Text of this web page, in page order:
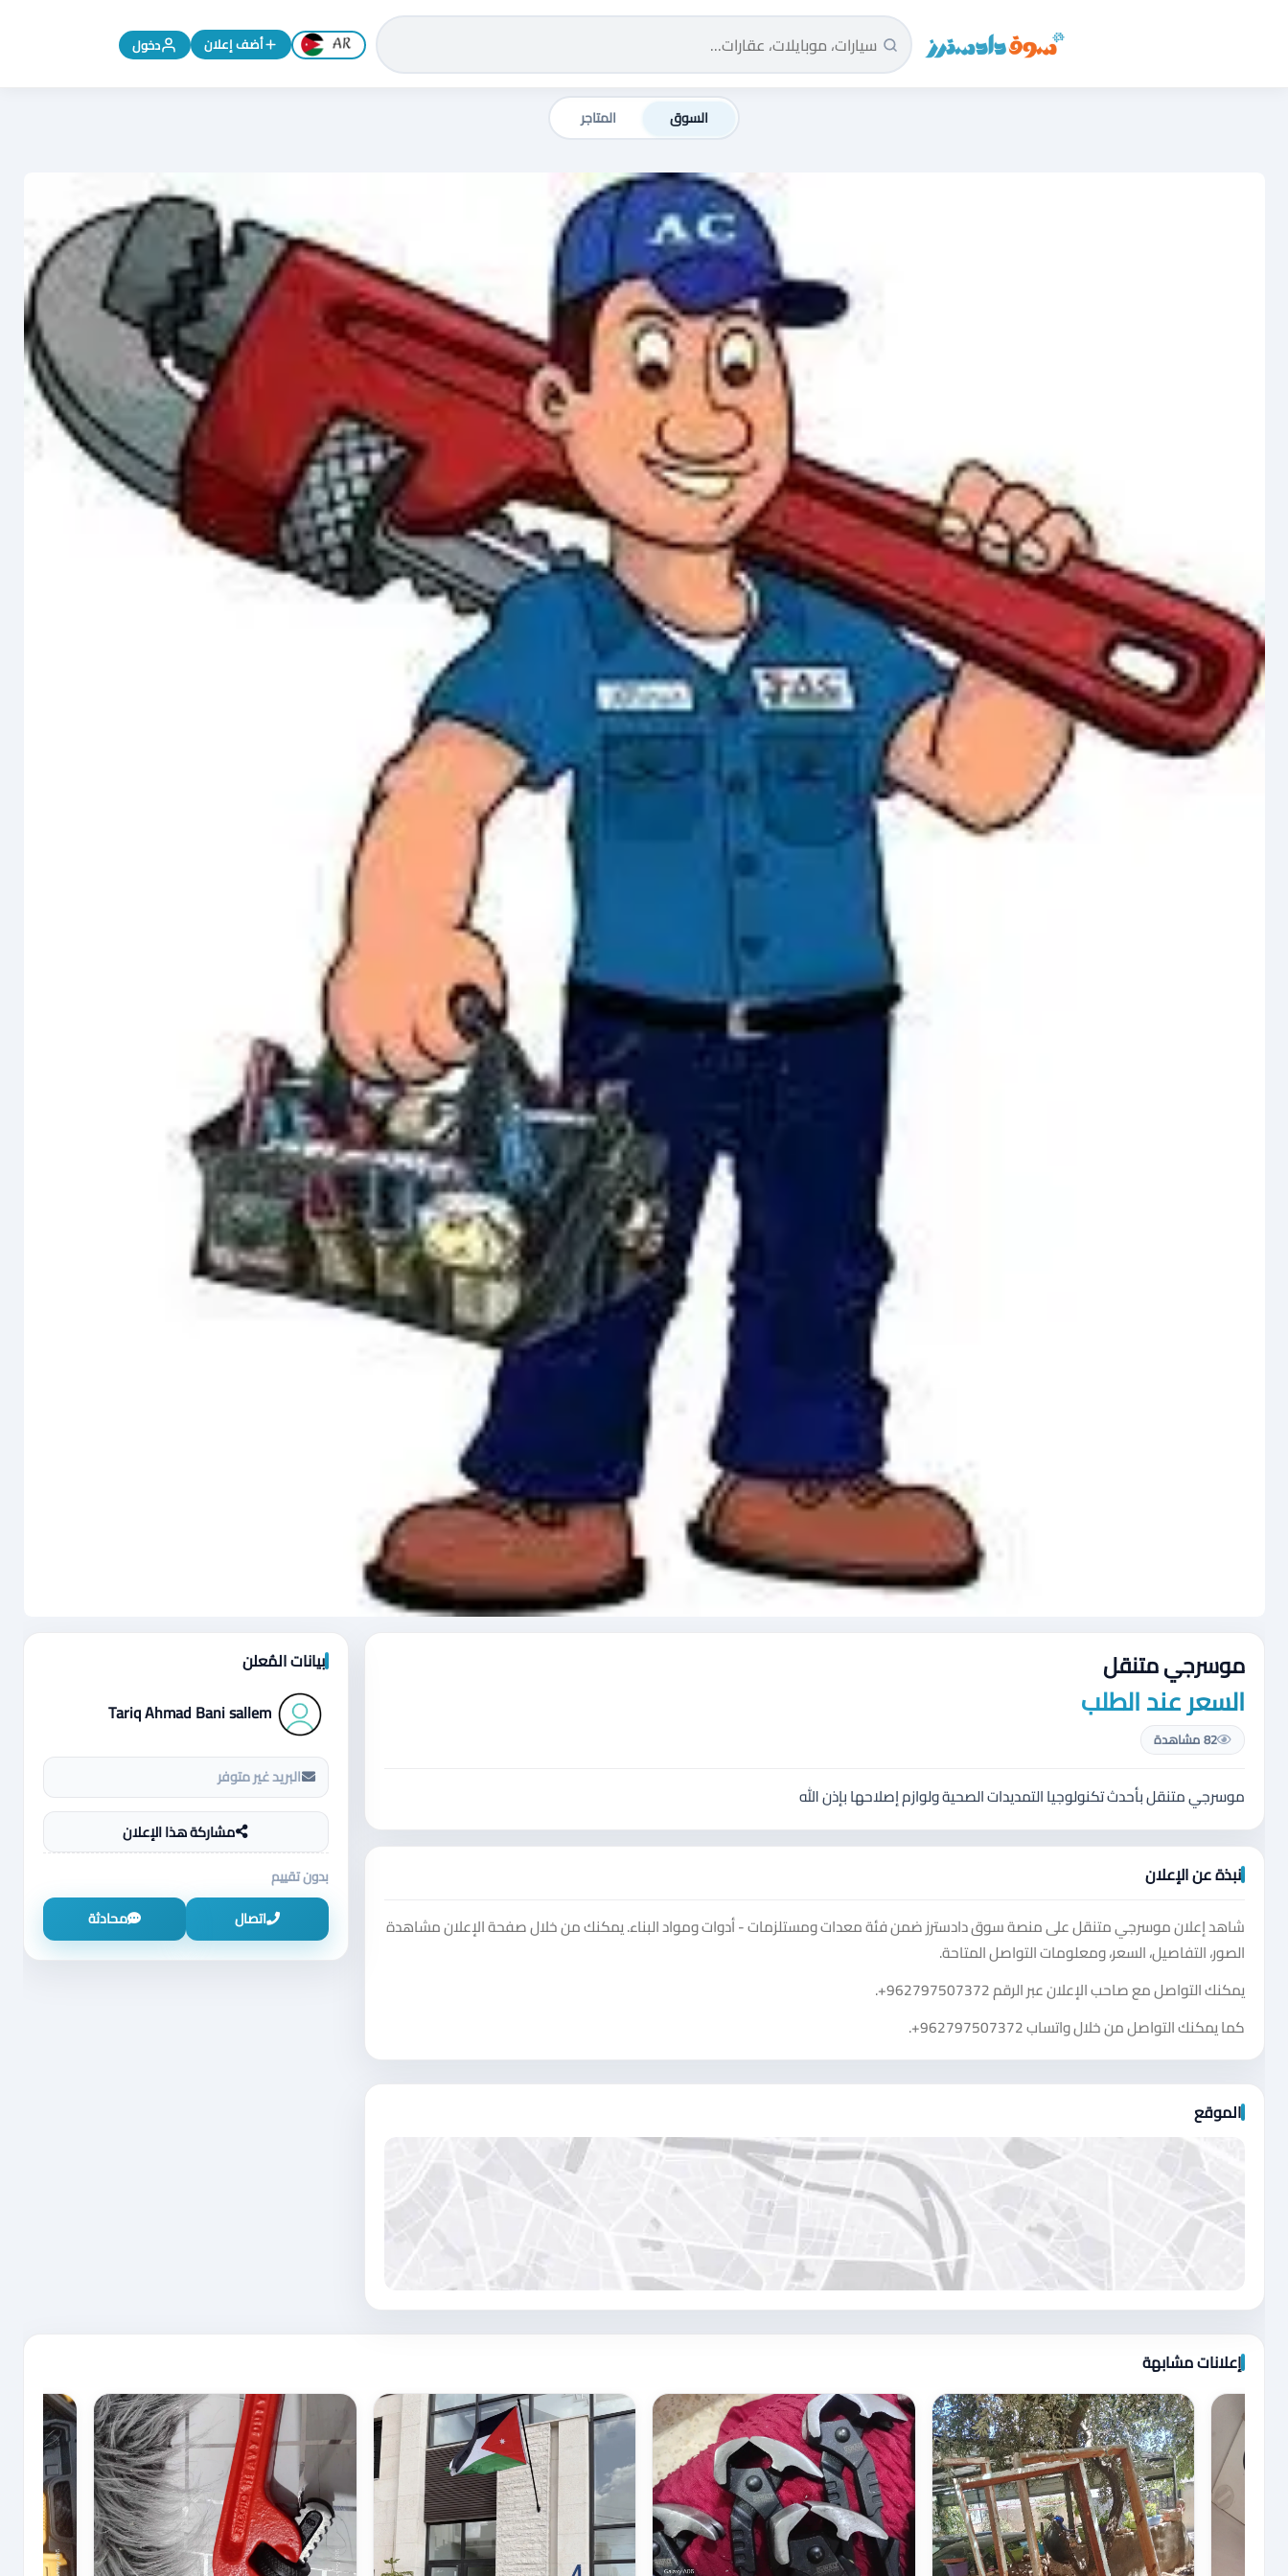
سوق دادسترز الرئيسية تغيير اللغة إلى الإنجليزية
أضف إعلان دخول
السوق المتاجر
موسرجي متنقل
السعر عند الطلب
82 مشاهدة
موسرجي متنقل بأحدث تكنولوجيا التمديدات الصحية ولوازم إصلاحها بإذن الله
نبذة عن الإعلان
شاهد إعلان موسرجي متنقل على منصة سوق دادسترز ضمن فئة معدات ومستلزمات - أدوات ومواد البناء. يمكنك من خلال صفحة الإعلان مشاهدة
الصور، التفاصيل، السعر، ومعلومات التواصل المتاحة.
يمكنك التواصل مع صاحب الإعلان عبر الرقم+962797507372
.
كما يمكنك التواصل من خلال واتساب+962797507372
.
الموقع
اضغط لتحميل الموقع
بيانات المُعلن
Tariq Ahmad Bani sallem
البريد غير متوفر
مشاركة هذا الإعلان
بدون تقييم
اتصال
محادثة
إعلانات مشابهة